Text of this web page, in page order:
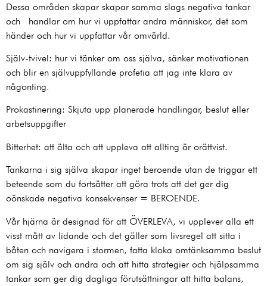
Dessa områden skapar skapar samma slags negativa tankar
och handlar om hur vi uppfattar andra människor, det som
händer och hur vi uppfattar vår omvärld.
Själv-tvivel: hur vi tänker om oss själva, sänker motivationen
och blir en självuppfyllande profetia att jag inte klara av
någonting.
Prokastinering: Skjuta upp planerade handlingar, beslut eller
arbetsuppgifter
Bitterhet: att älta och att uppleva att allting är orättvist.
Tankarna i sig själva skapar inget beroende utan de triggar ett
beteende som du fortsätter att göra trots att det ger dig
oönskade negativa konsekvenser = BEROENDE.
Vår hjärna är designad för att ÖVERLEVA, vi upplever alla ett
visst mått av lidande och det gäller som livsregel att sitta i
båten och navigera i stormen, fatta kloka omtänksamma beslut
om sig själv och andra och att hitta strategier och hjälpsamma
tankar som ger dig dagliga förutsättningar att hitta balans,